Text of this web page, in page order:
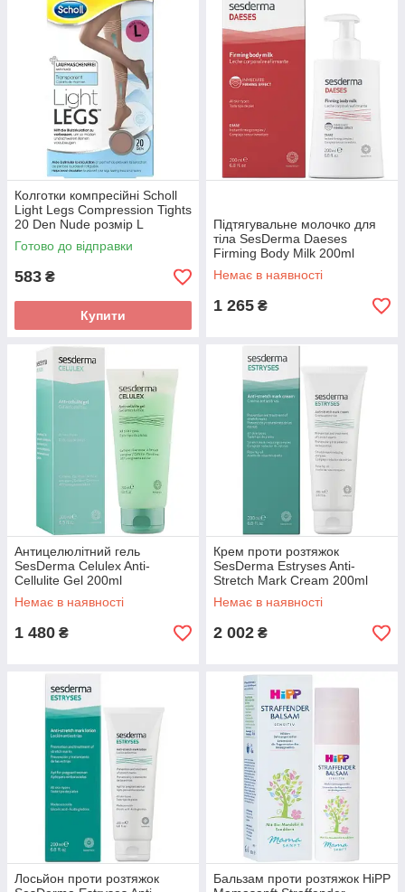
Колготки компресійні Scholl
Light Legs Compression Tights
20 Den Nude розмір L
Готово до відправки
583 ₴
Купити
Підтягувальне молочко для
тіла SesDerma Daeses
Firming Body Milk 200ml
Немає в наявності
1 265 ₴
Антицелюлітний гель
SesDerma Celulex Anti-
Cellulite Gel 200ml
Немає в наявності
1 480 ₴
Крем проти розтяжок
SesDerma Estryses Anti-
Stretch Mark Cream 200ml
Немає в наявності
2 002 ₴
Лосьйон проти розтяжок
Бальзам проти розтяжок HiPP